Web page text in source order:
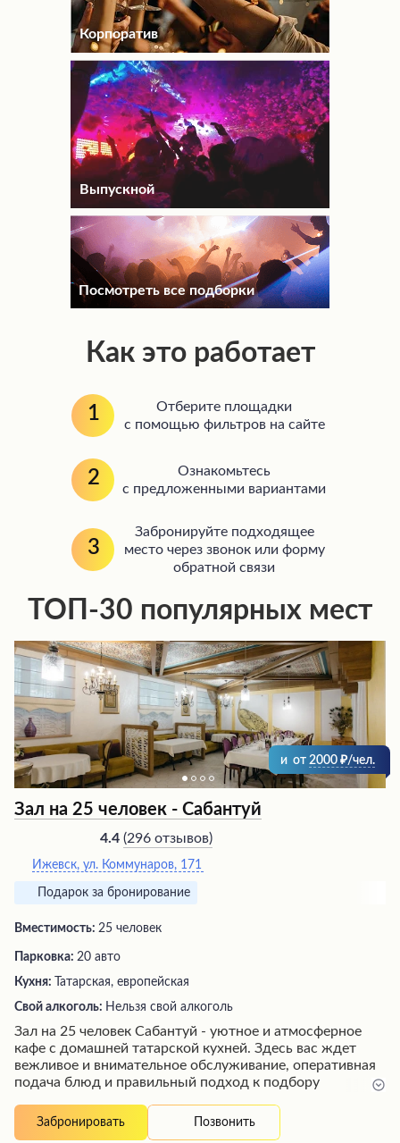
Корпоратив
Выпускной
Посмотреть все подборки
Как это работает
1
Отберите площадки
с помощью фильтров на сайте
2
Ознакомьтесь
с предложенными вариантами
3
Забронируйте подходящее
место через звонок или форму
обратной связи
ТОП-30 популярных мест
и от 2000 /чел.
Зал на 25 человек - Сабантуй
4.4 (296 отзывов)
Ижевск, ул. Коммунаров, 171
Подарок за бронирование
Вместимость: 25 человек
Парковка: 20 авто
Кухня:
Татарская, европейская
Свой алкоголь: Нельзя свой алкоголь
Зал на 25 человек Сабантуй - уютное и атмосферное
кафе с домашней татарской кухней. Здесь вас ждет
вежливое и внимательное обслуживание, оперативная
подача блюд и правильный подход к подбору
атмосферу, вкусные блюда и напитки, такие как
татарский чай и кыстыбый. Благодаря теплой
Забронировать Позвонить